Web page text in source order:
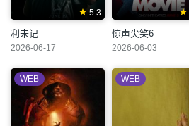
5.3
利未记
2026-06-17
惊声尖笑6
2026-06-03
WEB WEB